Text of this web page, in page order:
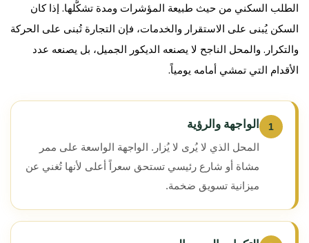
الطلب السكني من حيث طبيعة المؤشرات ومدة تشكُّلها. إذا كان
السكن يُبنى على الاستقرار والخدمات، فإن التجارة تُبنى على الحركة
والتكرار. والمحل الناجح لا يصنعه الديكور الجميل، بل يصنعه عدد
الأقدام التي تمشي أمامه يومياً.
1 الواجهة والرؤية
المحل الذي لا يُرى لا يُزار. الواجهة الواسعة على ممر
مشاة أو شارع رئيسي تستحق سعراً أعلى لأنها تُغني عن
ميزانية تسويق ضخمة.